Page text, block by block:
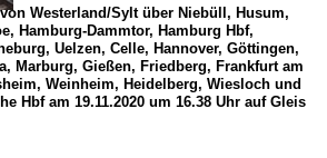
(Saale)
Westerland/Sylt über Niebüll, Husum,
Hamburg-Dammtor, Hamburg Hbf,
Uelzen, Celle, Hannover, Göttingen,
Marburg, Gießen, Friedberg, Frankfurt am
Weinheim, Heidelberg, Wiesloch und
Hbf am 19.11.2020 um 16.38 Uhr auf Gleis